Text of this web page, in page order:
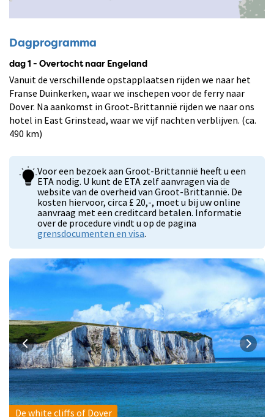
Dagprogramma
dag 1 - Overtocht naar Engeland
Vanuit de verschillende opstapplaatsen rijden we naar het
Franse Duinkerken, waar we inschepen voor de ferry naar
Dover. Na aankomst in Groot-Brittannië rijden we naar ons
hotel in East Grinstead, waar we vijf nachten verblijven. (ca.
490 km)
Voor een bezoek aan Groot-Brittannië heeft u een
ETA nodig. U kunt de ETA zelf aanvragen via de
website van de overheid van Groot-Brittannië. De
kosten hiervoor, circa £ 20,-, moet u bij uw online
aanvraag met een creditcard betalen. Informatie
over de procedure vindt u op de pagina
grensdocumenten en visa.
De white cliffs of Dover